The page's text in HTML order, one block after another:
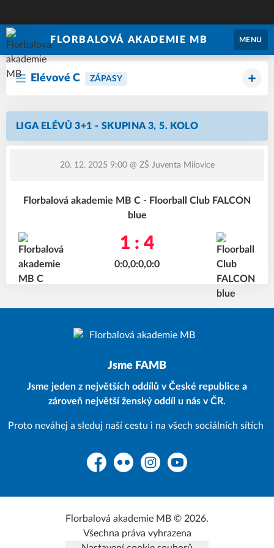
FLORBALOVÁ AKADEMIE MB MENU
Elévové C ZÁPASY
LIGA ELÉVŮ 3+1 - SKUPINA 3, 5. KOLO
20. 12. 2025 9:00@ ZŠ Juventa Milovice
Florbalová akademie MB C - Floorball Club FALCON
blue
1 : 4
0:0,0:0,0:0
Jsme FAMB
Jsme jeden z největších oddílů v České republice a
zároveň největší ženský oddíl u nás v ČR.
Proto neváhej a sleduj naší cestu i na všech sociálních sítích
FacebookFlickr InstagramYouTube
Florbalová akademie MB © 2026.
Všechna práva vyhrazena